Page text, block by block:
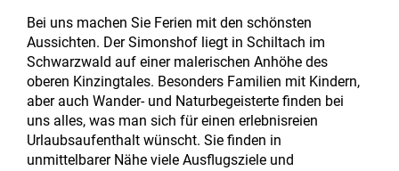
Bei uns machen Sie Ferien mit den schönsten
Aussichten. Der Simonshof liegt in Schiltach im
Schwarzwald auf einer malerischen Anhöhe des
oberen Kinzingtales. Besonders Familien mit Kindern,
aber auch Wander- und Naturbegeisterte finden bei
uns alles, was man sich für einen erlebnisreien
Urlaubsaufenthalt wünscht. Sie finden in
unmittelbarer Nähe viele Ausflugsziele und